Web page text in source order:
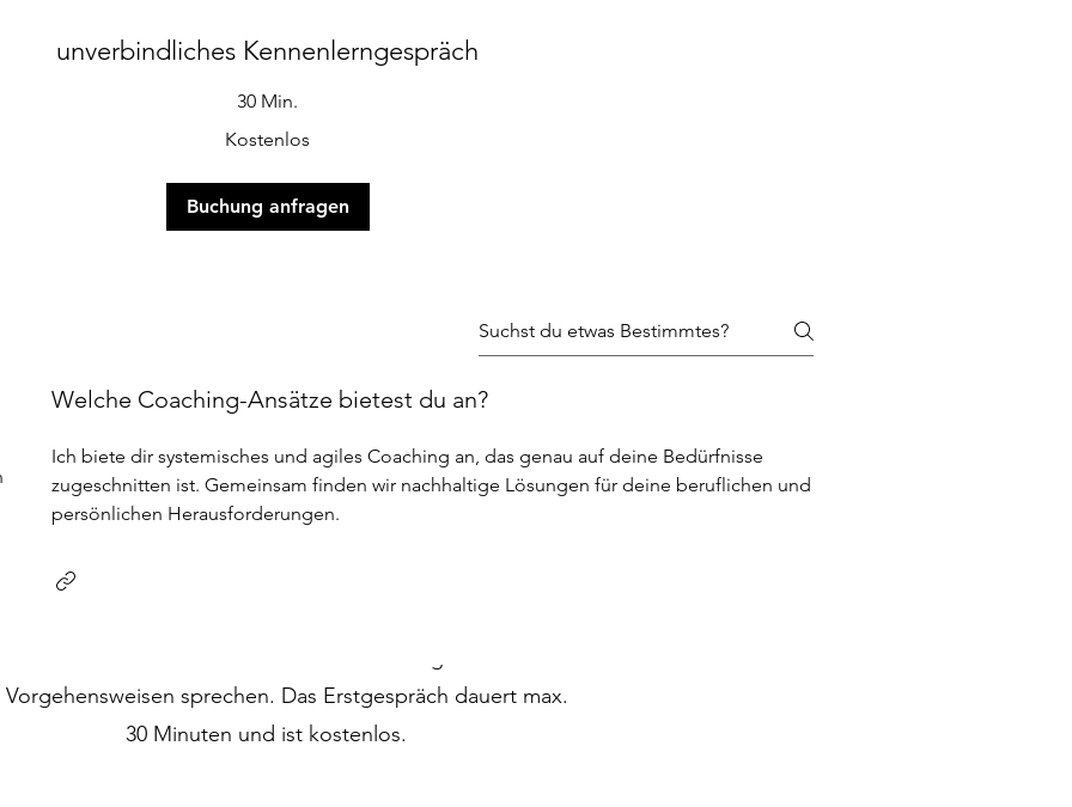
unverbindliches Kennenlerngespräch
30 Min.
Kostenlos
Buchung anfragen
wir uns kennen
Vorgehensweisen sprechen. Das Erstgespräch dauert max.
30 Minuten und ist kostenlos.
Welche Coaching-Ansätze bietest du an?
Ich biete dir systemisches und agiles Coaching an, das genau auf deine Bedürfnisse
zugeschnitten ist. Gemeinsam finden wir nachhaltige Lösungen für deine beruflichen und
persönlichen Herausforderungen.